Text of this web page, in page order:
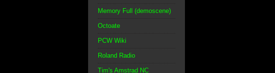
Memory Full (demoscene)
Octoate
PCW Wiki
Roland Radio
Tim's Amstrad NC